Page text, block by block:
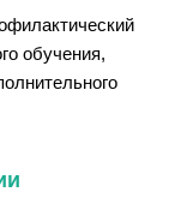
обучения,